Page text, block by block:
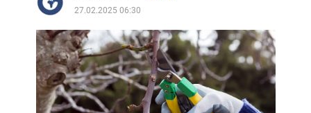
27.02.2025 06:30